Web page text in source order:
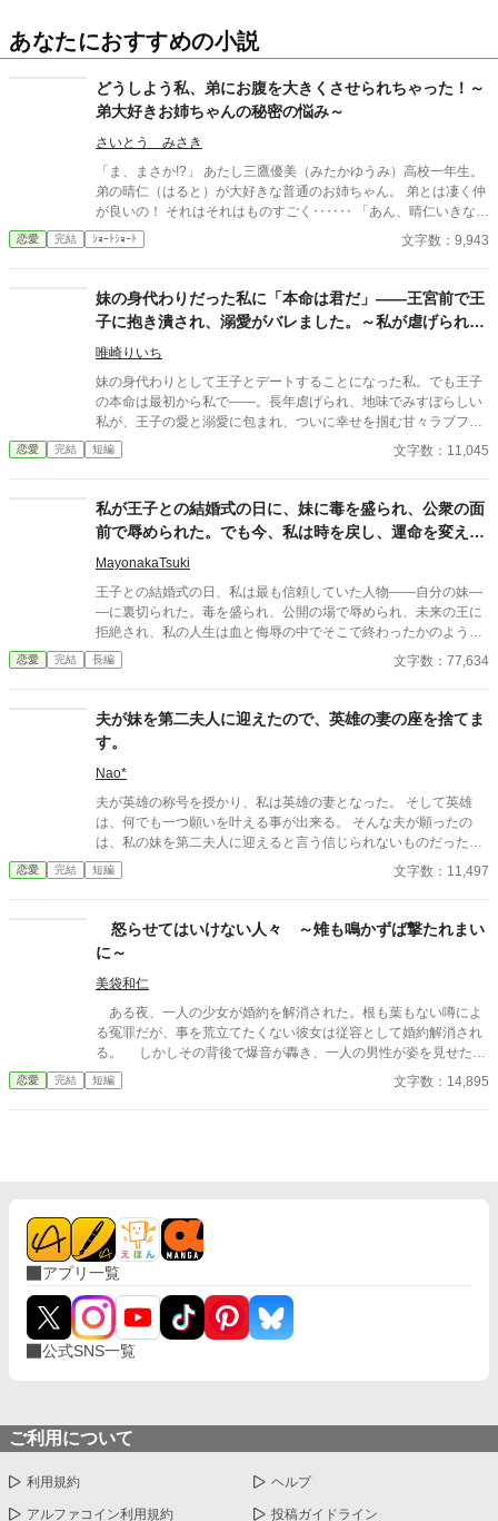
あなたにおすすめの小説
どうしよう私、弟にお腹を大きくさせられちゃった！～
弟大好きお姉ちゃんの秘密の悩み～
さいとう みさき
「ま、まさか!?」 あたし三鷹優美（みたかゆうみ）高校一年生。
弟の晴仁（はると）が大好きな普通のお姉ちゃん。 弟とは凄く仲
が良いの！ それはそれはものすごく‥‥‥ 「あん、晴仁いきなり
そんなのお口に入らないよぉ～♡」 そんな関係のあたしたち。 で
もある日トイレであたしはアレが来そうなのになかなか来ないの
お腹が出て来てる!?」 お姉ちゃんの秘密の悩みです。
恋愛 完結 ｼｮｰﾄｼｮｰﾄ 文字数：9,943
妹の身代わりだった私に「本命は君だ」――王宮前で王
子に抱き潰され、溺愛がバレました。～私が虐げられる
きっかけになった少年が、私と王子を結び付
唯崎りいち
妹の身代わりとして王子とデートすることになった私。でも王子
の本命は最初から私で――。長年虐げられ、地味でみすぼらしい
私が、王子の愛と溺愛に包まれ、ついに幸せを掴む甘々ラブファ
ンタジー。妹や家族との誤解、影武者の存在も絡み、ハラハラと
胸キュンが止まらない物語。
恋愛 完結 短編 文字数：11,045
私が王子との結婚式の日に、妹に毒を盛られ、公衆の面
前で辱められた。でも今、私は時を戻し、運命を変えに
来た。
MayonakaTsuki
王子との結婚式の日、私は最も信頼していた人物――自分の妹―
―に裏切られた。毒を盛られ、公開の場で辱められ、未来の王に
拒絶され、私の人生は血と侮辱の中でそこで終わったかのように
思えた。しかし、死が私を迎えたとき、不可能なことが起きた―
―私は同じ回廊で、祭壇の前で目を覚まし、あらゆる涙、嘘、そ
得た私は、ただ一つの使命を持つ――真実を突き止め、奪われた
ものを取り戻し、私を破滅させた者たちにその代償を払わせる。
もはや、何も以前のままではない。何も許されない。
恋愛 完結 長編 文字数：77,634
夫が妹を第二夫人に迎えたので、英雄の妻の座を捨てま
す。
Nao*
夫が英雄の称号を授かり、私は英雄の妻となった。 そして英雄
は、何でも一つ願いを叶える事が出来る。 そんな夫が願ったの
は、私の妹を第二夫人に迎えると言う信じられないものだった。
これまで夫の為に祈りを捧げて来たと言うのに、私は彼に手酷く
裏切られたのだ──。 （1万字以上と少し長いので、短編集とは別
恋愛 完結 短編 文字数：11,497
怒らせてはいけない人々 ～雉も鳴かずば撃たれまい
に～
美袋和仁
ある夜、一人の少女が婚約を解消された。根も葉もない噂によ
る冤罪だが、事を荒立てたくない彼女は従容として婚約解消され
る。 しかしその背後で爆音が轟き、一人の男性が姿を見せた。
彼は少女の父親。 怒らせてはならない人々に繋がる少女の婚約
解消が、思わぬ展開を導きだす。 なんとなくの一気書き。御笑
恋愛 完結 短編 文字数：14,895
アプリ一覧
公式SNS一覧
ご利用について
利用規約 ヘルプ
アルファコイン利用規約 投稿ガイドライン